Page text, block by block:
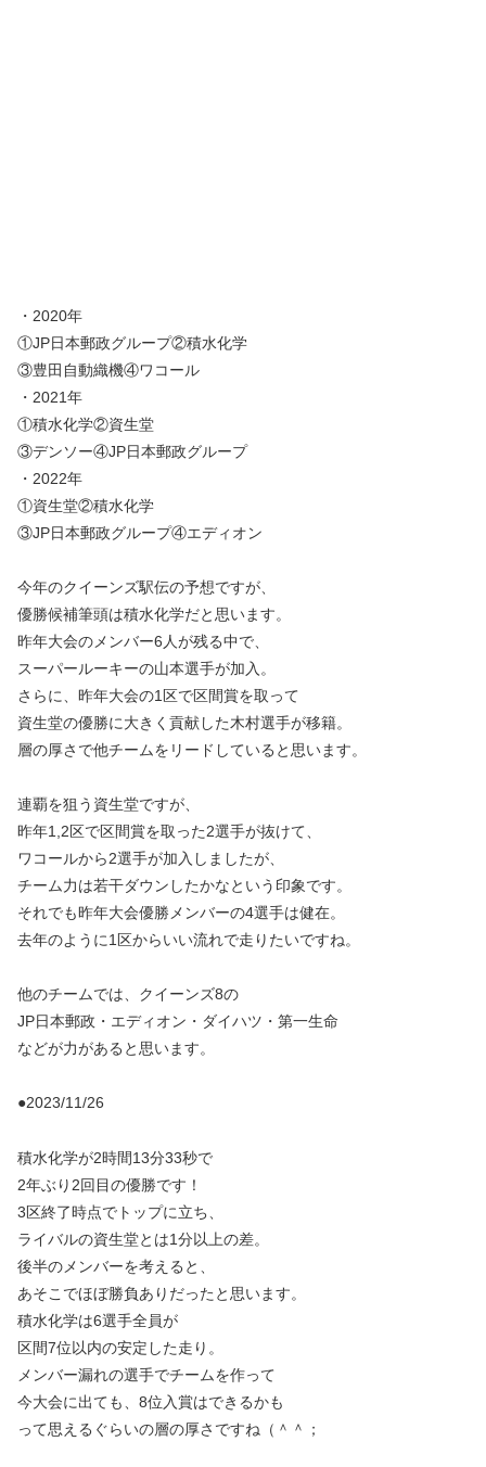
・2020年
①JP日本郵政グループ②積水化学
③豊田自動織機④ワコール
・2021年
①積水化学②資生堂
③デンソー④JP日本郵政グループ
・2022年
①資生堂②積水化学
③JP日本郵政グループ④エディオン
今年のクイーンズ駅伝の予想ですが、
優勝候補筆頭は積水化学だと思います。
昨年大会のメンバー6人が残る中で、
スーパールーキーの山本選手が加入。
さらに、昨年大会の1区で区間賞を取って
資生堂の優勝に大きく貢献した木村選手が移籍。
層の厚さで他チームをリードしていると思います。
連覇を狙う資生堂ですが、
昨年1,2区で区間賞を取った2選手が抜けて、
ワコールから2選手が加入しましたが、
チーム力は若干ダウンしたかなという印象です。
それでも昨年大会優勝メンバーの4選手は健在。
去年のように1区からいい流れで走りたいですね。
他のチームでは、クイーンズ8の
JP日本郵政・エディオン・ダイハツ・第一生命
などが力があると思います。
●2023/11/26
積水化学が2時間13分33秒で
2年ぶり2回目の優勝です！
3区終了時点でトップに立ち、
ライバルの資生堂とは1分以上の差。
後半のメンバーを考えると、
あそこでほぼ勝負ありだったと思います。
積水化学は6選手全員が
区間7位以内の安定した走り。
メンバー漏れの選手でチームを作って
今大会に出ても、8位入賞はできるかも
って思えるぐらいの層の厚さですね（＾＾；